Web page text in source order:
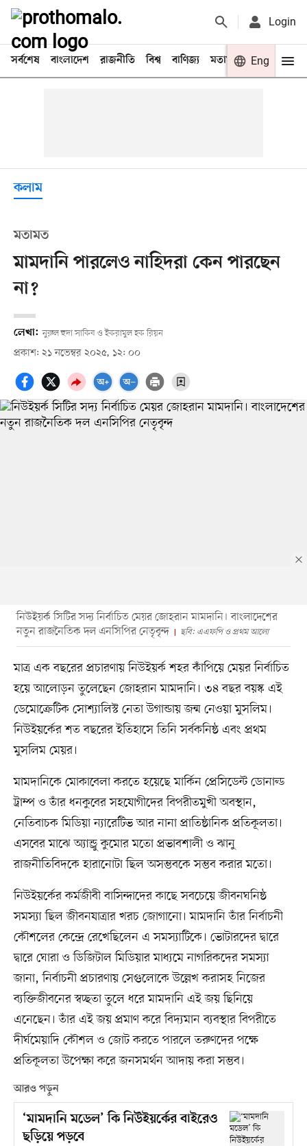
Login
সর্বশেষ বাংলাদেশ রাজনীতি বিশ্ব বাণিজ্য মতামত খেলা
Eng
কলাম
মতামত
মামদানি পারলেও নাহিদরা কেন পারছেন
না?
লেখা: নুরুল হুদা সাকিব ও ইকরামুল হক রিয়ন
প্রকাশ: ২১ নভেম্বর ২০২৫, ১২: ০০
নিউইয়র্ক সিটির সদ্য নির্বাচিত মেয়র জোহরান মামদানি। বাংলাদেশের
নতুন রাজনৈতিক দল এনসিপির নেতৃবৃন্দ
ছবি: এএফপি ও প্রথম আলো
মাত্র এক বছরের প্রচারণায় নিউইয়র্ক শহর কাঁপিয়ে মেয়র নির্বাচিত
হয়ে আলোড়ন তুলেছেন জোহরান মামদানি। ৩৪ বছর বয়স্ক এই
ডেমোক্রেটিক সোশ্যালিস্ট নেতা উগান্ডায় জন্ম নেওয়া মুসলিম।
নিউইয়র্কের শত বছরের ইতিহাসে তিনি সর্বকনিষ্ঠ এবং প্রথম
মুসলিম মেয়র।
মামদানিকে মোকাবেলা করতে হয়েছে মার্কিন প্রেসিডেন্ট ডোনাল্ড
ট্রাম্প ও তাঁর ধনকুবের সহযোগীদের বিপরীতমুখী অবস্থান,
নেতিবাচক মিডিয়া ন্যারেটিভ আর নানা প্রাতিষ্ঠানিক প্রতিকূলতা।
এসবের মাঝে অ্যান্ড্রু কুমোর মতো প্রভাবশালী ও ঝানু
রাজনীতিবিদকে হারানোটা ছিল অসম্ভবকে সম্ভব করার মতো।
নিউইয়র্কের কর্মজীবী বাসিন্দাদের কাছে সবচেয়ে জীবনঘনিষ্ঠ
সমস্যা ছিল জীবনযাত্রার খরচ জোগানো। মামদানি তাঁর নির্বাচনী
কৌশলের কেন্দ্রে রেখেছিলেন এ সমস্যাটিকে। ভোটারদের দ্বারে
দ্বারে ঘোরা ও ডিজিটাল মিডিয়ার মাধ্যমে নাগরিকদের সমস্যা
জানা, নির্বাচনী প্রচারণায় সেগুলোকে উল্লেখ করাসহ নিজের
ব্যক্তিজীবনের স্বচ্ছতা তুলে ধরে মামদানি এই জয় ছিনিয়ে
এনেছেন। তাঁর এই জয় প্রমাণ করে বিদ্যমান ব্যবস্থার বিপরীতে
দীর্ঘমেয়াদি কৌশল ও জোট করতে পারলে তরুণদের পক্ষে
প্রতিকূলতা উপেক্ষা করে জনসমর্থন আদায় করা সম্ভব।
আরও পড়ুন
‘মামদানি মডেল’ কি নিউইয়র্কের বাইরেও
ছড়িয়ে পড়বে